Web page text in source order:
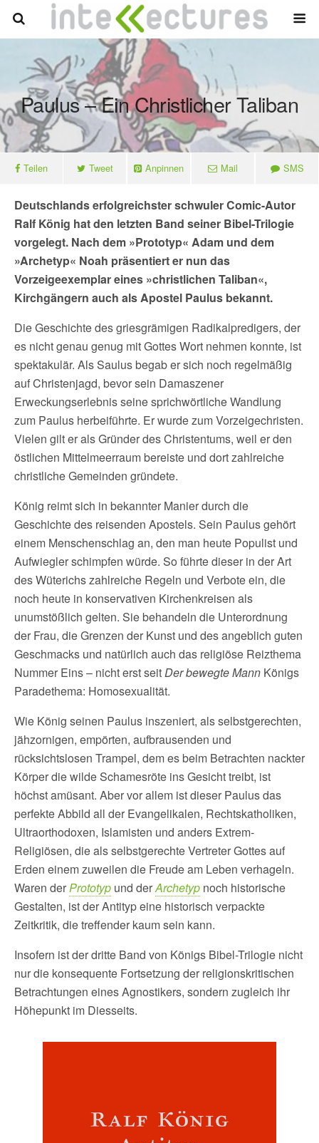
Paulus – Ein Christlicher Taliban
Teilen Tweet Anpinnen Mail SMS
Deutschlands erfolgreichster schwuler Comic-Autor
Ralf König hat den letzten Band seiner Bibel-Trilogie
vorgelegt. Nach dem »Prototyp« Adam und dem
»Archetyp« Noah präsentiert er nun das
Vorzeigeexemplar eines »christlichen Taliban«,
Kirchgängern auch als Apostel Paulus bekannt.
Die Geschichte des griesgrämigen Radikalpredigers, der
es nicht genau genug mit Gottes Wort nehmen konnte, ist
spektakulär. Als Saulus begab er sich noch regelmäßig
auf Christenjagd, bevor sein Damaszener
Erweckungserlebnis seine sprichwörtliche Wandlung
zum Paulus herbeiführte. Er wurde zum Vorzeigechristen.
Vielen gilt er als Gründer des Christentums, weil er den
östlichen Mittelmeerraum bereiste und dort zahlreiche
christliche Gemeinden gründete.
König reimt sich in bekannter Manier durch die
Geschichte des reisenden Apostels. Sein Paulus gehört
einem Menschenschlag an, den man heute Populist und
Aufwiegler schimpfen würde. So führte dieser in der Art
des Wüterichs zahlreiche Regeln und Verbote ein, die
noch heute in konservativen Kirchenkreisen als
unumstößlich gelten. Sie behandeln die Unterordnung
der Frau, die Grenzen der Kunst und des angeblich guten
Geschmacks und natürlich auch das religiöse Reizthema
Nummer Eins – nicht erst seitDer bewegte Mann Königs
Paradethema: Homosexualität.
Wie König seinen Paulus inszeniert, als selbstgerechten,
jähzornigen, empörten, aufbrausenden und
rücksichtslosen Trampel, dem es beim Betrachten nackter
Körper die wilde Schamesröte ins Gesicht treibt, ist
höchst amüsant. Aber vor allem ist dieser Paulus das
perfekte Abbild all der Evangelikalen, Rechtskatholiken,
Ultraorthodoxen, Islamisten und anders Extrem-
Religiösen, die als selbstgerechte Vertreter Gottes auf
Erden einem zuweilen die Freude am Leben verhageln.
Waren derPrototyp und derArchetyp noch historische
Gestalten, ist der Antityp eine historisch verpackte
Zeitkritik, die treffender kaum sein kann.
Insofern ist der dritte Band von Königs Bibel-Trilogie nicht
nur die konsequente Fortsetzung der religionskritischen
Betrachtungen eines Agnostikers, sondern zugleich ihr
Höhepunkt im Diesseits.